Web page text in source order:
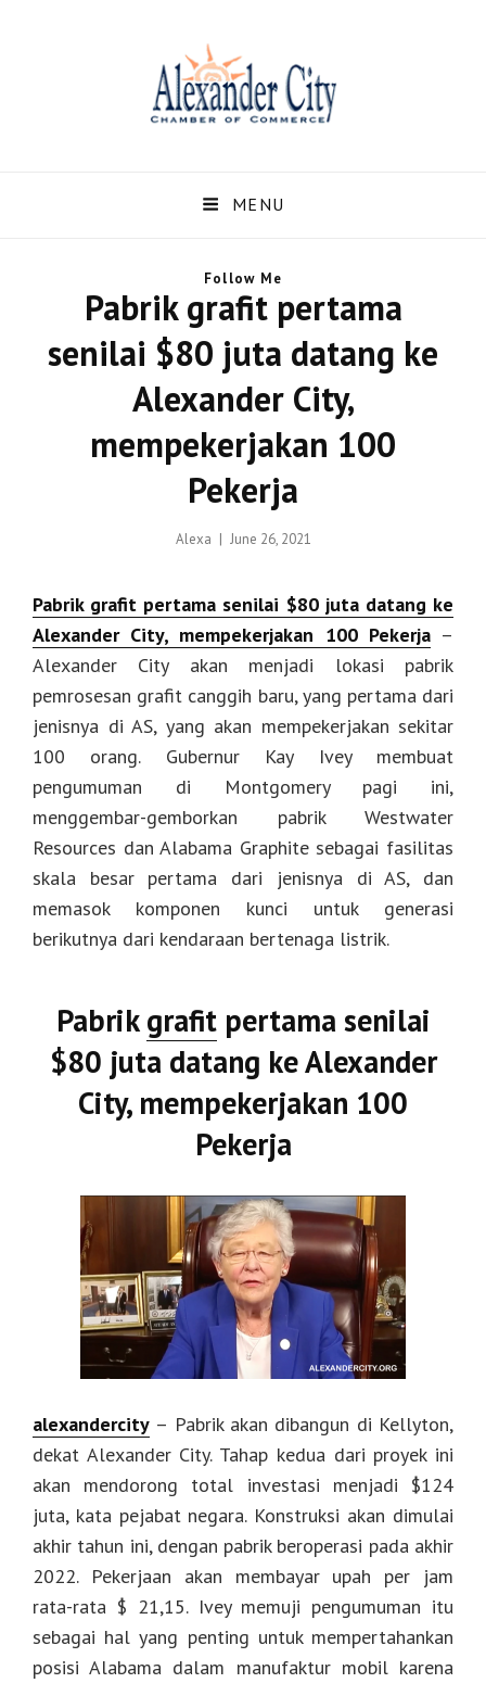
Dan Berita Terbaru
Alexander Alabama
Alexandercity – Menyajikan Secara Lengkap Informasi serta Berita – Berita
Terbaru dari Kota Alexander Alabama di US
MENU
Pabrik grafit pertama
senilai $80 juta datang ke
Alexander City,
mempekerjakan 100
Pekerja
Alexa
Posted
June 26, 2021
Pabrik grafit pertama senilai $80 juta datang ke
Alexander City, mempekerjakan 100 Pekerja–
Alexander City akan menjadi lokasi pabrik
pemrosesan grafit canggih baru, yang pertama dari
jenisnya di AS, yang akan mempekerjakan sekitar
100 orang. Gubernur Kay Ivey membuat
pengumuman di Montgomery pagi ini,
menggembar-gemborkan pabrik Westwater
Resources dan Alabama Graphite sebagai fasilitas
skala besar pertama dari jenisnya di AS, dan
memasok komponen kunci untuk generasi
berikutnya dari kendaraan bertenaga listrik.
Pabrikgrafitpertama senilai
$80 juta datang ke Alexander
City, mempekerjakan 100
Pekerja
alexandercity – Pabrik akan dibangun di Kellyton,
dekat Alexander City. Tahap kedua dari proyek ini
akan mendorong total investasi menjadi $124
juta, kata pejabat negara. Konstruksi akan dimulai
akhir tahun ini, dengan pabrik beroperasi pada akhir
2022. Pekerjaan akan membayar upah per jam
rata-rata $ 21,15. Ivey memuji pengumuman itu
sebagai hal yang penting untuk mempertahankan
posisi Alabama dalam manufaktur mobil karena
Follow Me